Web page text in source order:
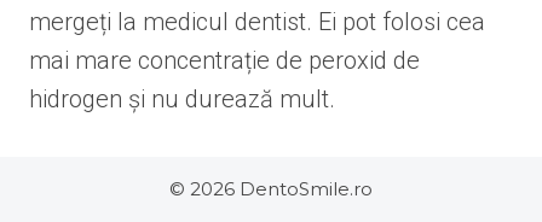
mergeți la medicul dentist. Ei pot folosi cea
mai mare concentrație de peroxid de
hidrogen și nu durează mult.
© 2026 DentoSmile.ro